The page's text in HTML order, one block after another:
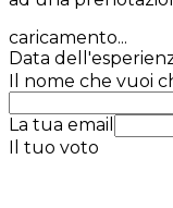
caricamento...
Data
Il nome che vuoi
La tua email
Il tuo voto